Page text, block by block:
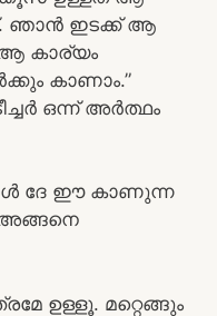
ഞാൻ ഇടക്ക് ആ
കാര്യം
കാണാം.”
ഒന്ന് അർത്ഥം
ദേ ഈ കാണുന്ന
അങ്ങനെ
ഉള്ളൂ. മറ്റെങ്ങും